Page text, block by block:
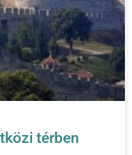
térben